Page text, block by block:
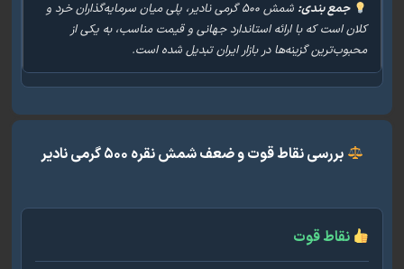
جمع بندی:
شمش ۵۰۰ گرمی نادیر، پلی میان سرمایه‌گذاران خرد و
است که با ارائه استاندارد جهانی و قیمت مناسب، به یکی از
گزینه‌ها در بازار ایران تبدیل شده است.
بررسی نقاط قوت و ضعف شمش نقره ۵۰۰ گرمی نادیر
نقاط قوت